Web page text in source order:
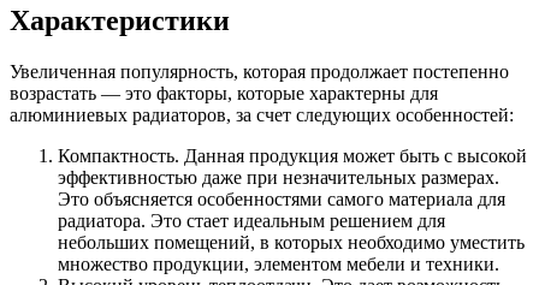
Характеристики
Увеличенная популярность, которая продолжает постепенно
возрастать — это факторы, которые характерны для
алюминиевых радиаторов, за счет следующих особенностей:
Компактность. Данная продукция может быть с высокой
эффективностью даже при незначительных размерах.
Это объясняется особенностями самого материала для
радиатора. Это стает идеальным решением для
небольших помещений, в которых необходимо уместить
множество продукции, элементом мебели и техники.